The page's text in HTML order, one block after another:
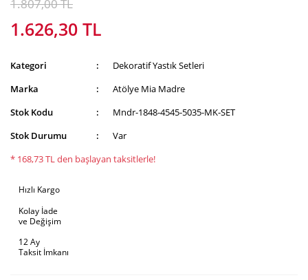
1.807,00 TL
1.626,30 TL
Kategori
Dekoratif Yastık Setleri
Marka
Atölye Mia Madre
Stok Kodu
Mndr-1848-4545-5035-MK-SET
Stok Durumu
Var
* 168,73 TL den başlayan taksitlerle!
Hızlı Kargo
Kolay İade
ve Değişim
12 Ay
Taksit İmkanı